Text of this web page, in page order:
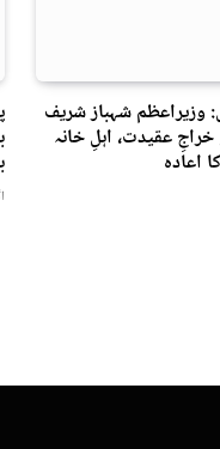
وزیراعظم شہباز شریف
عقیدت، اہلِ خانہ
اعادہ